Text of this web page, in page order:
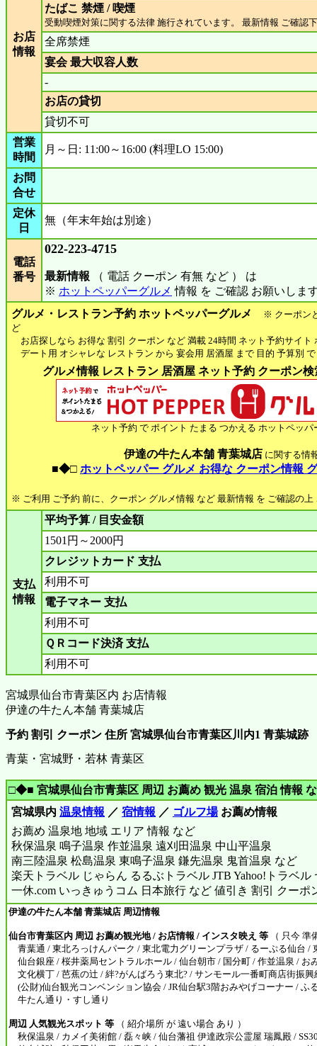
お店
情報
たばこ 禁煙 / 喫煙
受動喫煙対策に関する法律 施行されています。 最新情報 ご確認
全席禁煙
宴会 最大収容人数
-
お店の貸切
貸切不可
営業
時間
月～日: 11:00～16:00 (料理LO 15:00)
お問
合せ
定休
日
無（年末年始は別途）
電話
番号
022-223-4715
最新情報 （ 電話 クーポン 有無 など ） は
※ ホットペッパーグルメ 情報 を ご確認 お願いしま
グルメ・レストラン予約 ホットペッパーグルメ
※ クーポン
ど
お店探しなら お得な 割引 クーポン など 満載 24時間 ネット予約サイト
デート用 オシャレな レストラン から 宴会用 居酒屋 まで 目的 予算別
グルメ情報 レストラン 居酒屋 ネット予約 クーポン
ネット予約 で ポイント たまる つかえる ホットペッパ
伊達の牛たん本舗 青葉城店に関する情
■◆□ ホットペッパー グルメ お得な クーポン情報
※ ご利用 ご予約 前に、クーポン グルメ情報 など 最新情報 を ご確認の上
支払
情報
平均予算 / 目安金額
1501円～2000円
クレジットカード 支払
利用不可
電子マネー 支払
利用不可
ＱＲコード決済 支払
利用不可
宮城県仙台市青葉区内 お店情報
伊達の牛たん本舗 青葉城店
予約 割引 クーポン 住所 宮城県仙台市青葉区川内1 青葉城跡
青葉・宮城野・若林 青葉区
□◆■ 宮城県仙台市青葉区 周辺 お薦め 観光 温泉 宿泊 情報
宮城県内 温泉情報 ／ 宿情報 ／ ゴルフ場お薦め情報
お薦め 温泉地 地域 エリア 情報 など
秋保温泉 鳴子温泉 作並温泉 遠刈田温泉 中山平温泉
南三陸温泉 松島温泉 東鳴子温泉 鎌先温泉 鬼首温泉 など
楽天トラベル じゃらん るるぶトラベル JTB Yahoo!トラベル
一休.com いっきゅうコム 日本旅行 など 値引き 割引 クーポ
伊達の牛たん本舗 青葉城店 周辺情報
仙台市青葉区内 周辺 お薦め観光地 / お店情報 / インスタ映え 等 （ 只今 準
青葉通 / 東北ろっけんパーク / 東北電力グリーンプラザ / るーぷる仙台 /
仙台銀座 / 桜井薬局セントラルホール / 仙台朝市 / 国分町 / 作並温泉 / お
文化横丁 / 芭蕉の辻 / 絆?がんばろう東北? / サンモール一番町商店街振興
(公財)仙台観光コンベンション協会 / JR仙台駅3階おみやげコーナー / ふ
牛たん通り・すし通り
周辺 人気観光スポット 等 （ 紹介場所 が 遠い場合 あり ）
秋保温泉 / カメイ美術館 / 磊々峡 / 仙台藩祖 伊達政宗公霊屋 瑞鳳殿 /